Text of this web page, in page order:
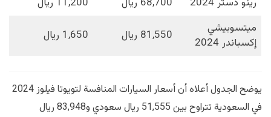
ميتسوبيشي
إكسباندر 2024
81,550 ريال 1,650 ريال
يوضح الجدول أعلاه أن أسعار السيارات المنافسة لتويوتا فيلوز 2024
في السعودية تتراوح بين 51,555 ريال سعودي و83,948 ريال